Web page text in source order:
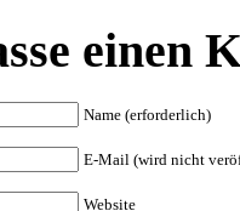
einen
Name (erforderlich)
E-Mail (wird nicht
Website